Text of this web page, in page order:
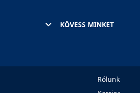
KÖVESS MINKET
Rólunk